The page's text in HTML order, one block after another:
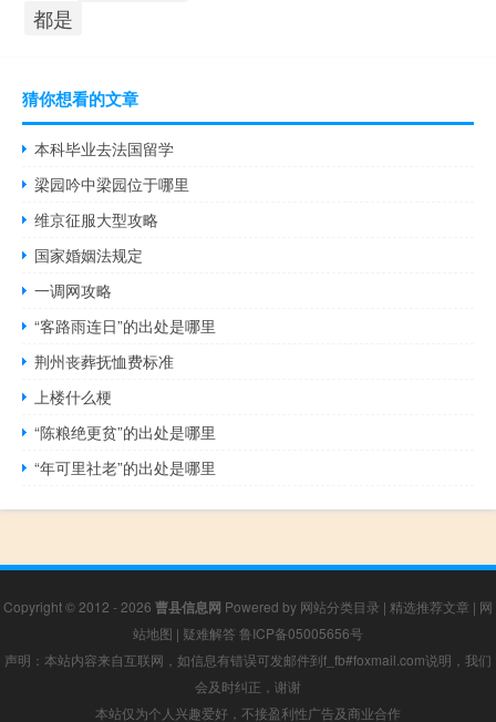
都是
猜你想看的文章
本科毕业去法国留学
梁园吟中梁园位于哪里
维京征服大型攻略
国家婚姻法规定
一调网攻略
“客路雨连日”的出处是哪里
荆州丧葬抚恤费标准
上楼什么梗
“陈粮绝更贫”的出处是哪里
“年可里社老”的出处是哪里
Copyright © 2012 - 2026 曹县信息网 Powered by 网站分类目录 | 精选推荐文章 | 网
站地图 | 疑难解答 鲁ICP备05005656号
声明：本站内容来自互联网，如信息有错误可发邮件到f_fb#foxmail.com说明，我们
会及时纠正，谢谢
本站仅为个人兴趣爱好，不接盈利性广告及商业合作